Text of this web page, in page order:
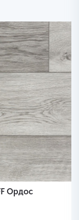
Ордос